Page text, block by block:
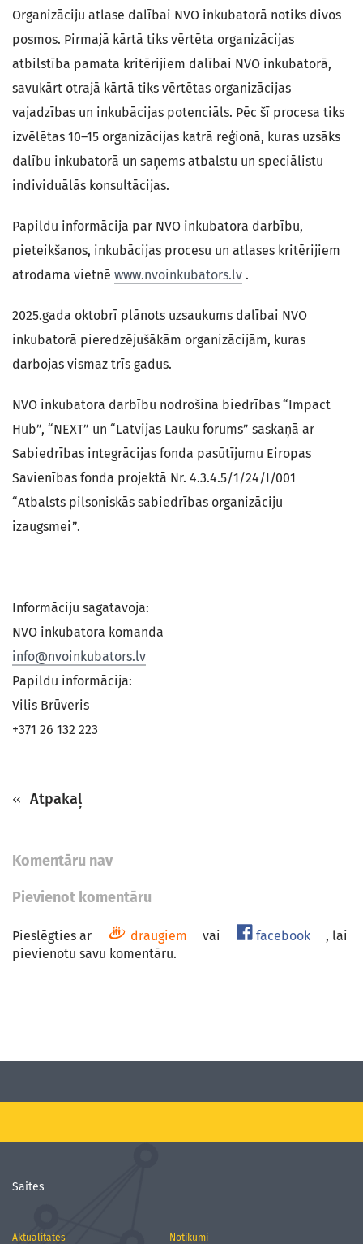
Organizāciju atlase dalībai NVO inkubatorā notiks divos
posmos. Pirmajā kārtā tiks vērtēta organizācijas
atbilstība pamata kritērijiem dalībai NVO inkubatorā,
savukārt otrajā kārtā tiks vērtētas organizācijas
vajadzības un inkubācijas potenciāls. Pēc šī procesa tiks
izvēlētas 10–15 organizācijas katrā reģionā, kuras uzsāks
dalību inkubatorā un saņems atbalstu un speciālistu
individuālās konsultācijas.
Papildu informācija par NVO inkubatora darbību,
pieteikšanos, inkubācijas procesu un atlases kritērijiem
atrodama vietnē www.nvoinkubators.lv .
2025.gada oktobrī plānots uzsaukums dalībai NVO
inkubatorā pieredzējušākām organizācijām, kuras
darbojas vismaz trīs gadus.
NVO inkubatora darbību nodrošina biedrības “Impact
Hub”, “NEXT” un “Latvijas Lauku forums” saskaņā ar
Sabiedrības integrācijas fonda pasūtījumu Eiropas
Savienības fonda projektā Nr. 4.3.4.5/1/24/I/001
“Atbalsts pilsoniskās sabiedrības organizāciju
izaugsmei”.
Informāciju sagatavoja:
NVO inkubatora komanda
info@nvoinkubators.lv
Papildu informācija:
Vilis Brūveris
+371 26 132 223
Atpakaļ
Komentāru nav
Pievienot komentāru
Pieslēgties ar draugiem vai facebook
, lai
pievienotu savu komentāru.
Saites
Aktualitātes
Notikumi